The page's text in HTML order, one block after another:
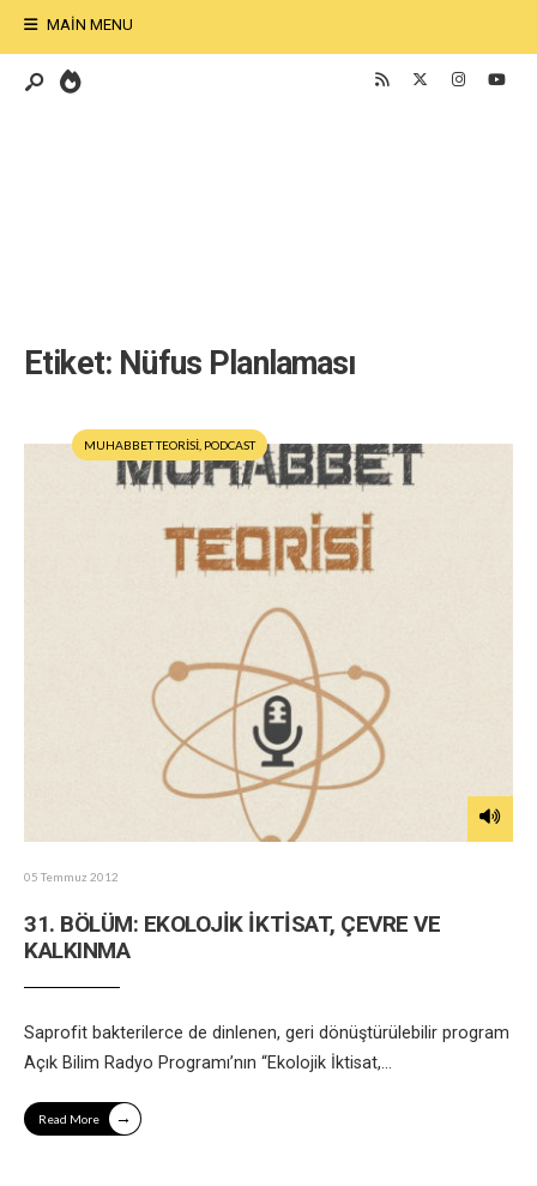
MAIN MENU
Etiket: Nüfus Planlaması
MUHABBET TEORİSİ PODCAST
05 Temmuz 2012
31. BÖLÜM: EKOLOJİK İKTİSAT, ÇEVRE VE
KALKINMA
Saprofit bakterilerce de dinlenen, geri dönüştürülebilir program
Açık Bilim Radyo Programı’nın “Ekolojik İktisat,...
Read More →